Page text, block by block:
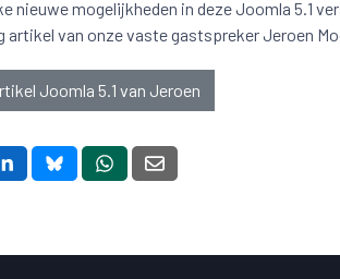
nieuwe mogelijkheden in deze Joomla 5.1
artikel van onze vaste gastspreker Jeroen
Joomla 5.1 van Jeroen